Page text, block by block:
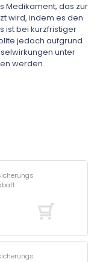
Medikament, das zur
wird, indem es den
ist bei kurzfristiger
jedoch aufgrund
unter
werden.